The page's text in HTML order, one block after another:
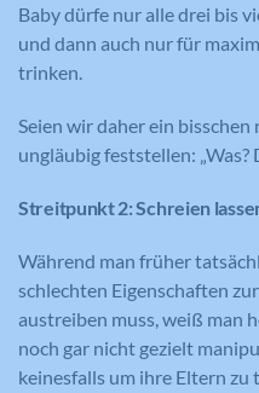
Baby dürfe nur alle drei bis
und dann auch nur für
trinken.
Seien wir daher ein
ungläubig feststellen: „Was?
Streitpunkt 2: Schreien
Während man früher
schlechten Eigenschaften
austreiben muss, weiß man
noch gar nicht gezielt
keinesfalls um ihre Eltern